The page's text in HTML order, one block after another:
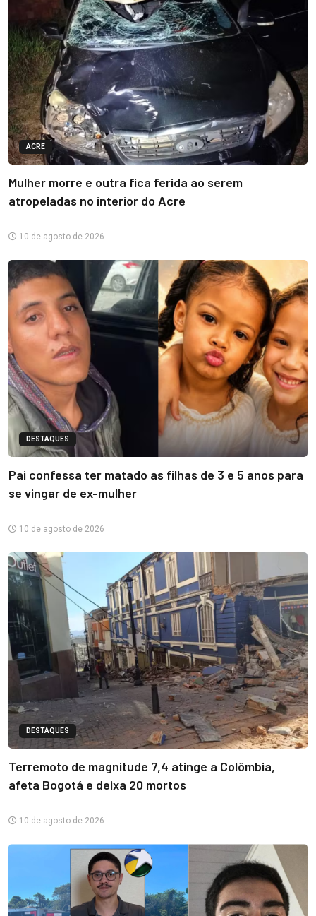
ACRE
Mulher morre e outra fica ferida ao serem
atropeladas no interior do Acre
10 de agosto de 2026
DESTAQUES
Pai confessa ter matado as filhas de 3 e 5 anos para
se vingar de ex-mulher
10 de agosto de 2026
DESTAQUES
Terremoto de magnitude 7,4 atinge a Colômbia,
afeta Bogotá e deixa 20 mortos
10 de agosto de 2026